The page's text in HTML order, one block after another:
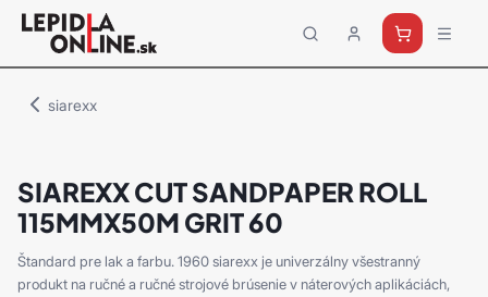
Priemyselné
lepidlá
siarexx
SIAREXX CUT SANDPAPER ROLL
115MMX50M GRIT 60
Štandard pre lak a farbu. 1960 siarexx je univerzálny všestranný
produkt na ručné a ručné strojové brúsenie v náterových aplikáciách,